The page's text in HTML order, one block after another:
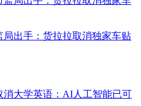
局出手：货拉拉取消独家车贴